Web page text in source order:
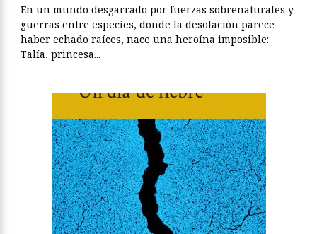
En un mundo desgarrado por fuerzas sobrenaturales y
guerras entre especies, donde la desolación parece
haber echado raíces, nace una heroína imposible:
Talía, princesa...